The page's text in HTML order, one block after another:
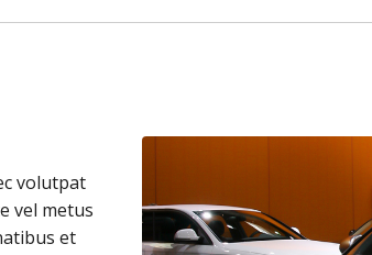
volutpat
vel metus
et